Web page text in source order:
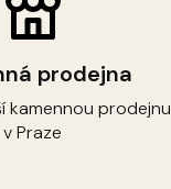
prodejna
kamennou prodejnu
v Praze